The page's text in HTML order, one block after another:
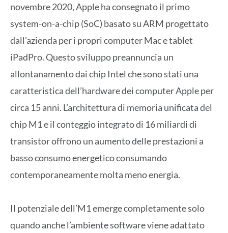
novembre 2020, Apple ha consegnato il primo
system-on-a-chip (SoC) basato su ARM progettato
dall’azienda per i propri computer Mac e tablet
iPadPro. Questo sviluppo preannuncia un
allontanamento dai chip Intel che sono stati una
caratteristica dell’hardware dei computer Apple per
circa 15 anni. L’architettura di memoria unificata del
chip M1 e il conteggio integrato di 16 miliardi di
transistor offrono un aumento delle prestazioni a
basso consumo energetico consumando
contemporaneamente molta meno energia.
Il potenziale dell’M1 emerge completamente solo
quando anche l’ambiente software viene adattato